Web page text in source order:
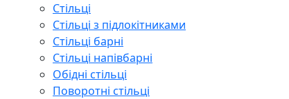
Стільці
Стільці з підлокітниками
Стільці барні
Стільці напівбарні
Обідні стільці
Поворотні стільці